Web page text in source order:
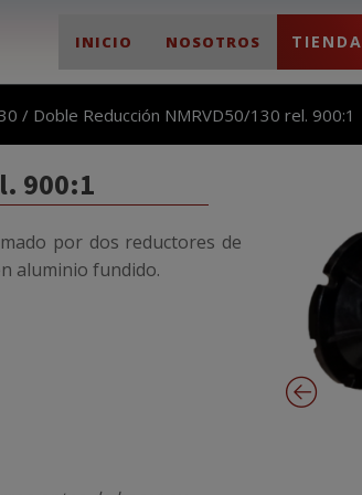
INICIO NOSOTROS TIENDA
/ Doble Reducción NMRVD50/130 rel. 900:1
900:1
por dos reductores de
aluminio fundido.